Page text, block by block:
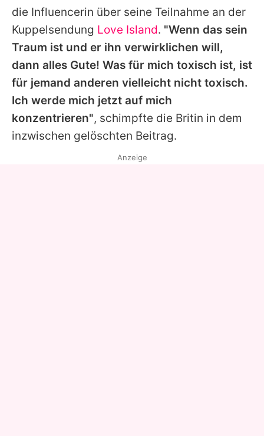
die Influencerin über seine Teilnahme an der
Kuppelsendung Love Island. "Wenn das sein
Traum ist und er ihn verwirklichen will,
dann alles Gute! Was für mich toxisch ist, ist
für jemand anderen vielleicht nicht toxisch.
Ich werde mich jetzt auf mich
konzentrieren", schimpfte die Britin in dem
inzwischen gelöschten Beitrag.
Anzeige